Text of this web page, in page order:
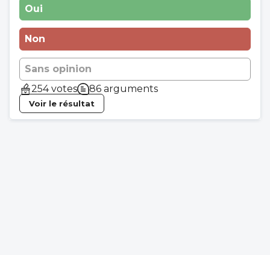
Oui
Non
Sans opinion
254 votes
86 arguments
Voir le résultat